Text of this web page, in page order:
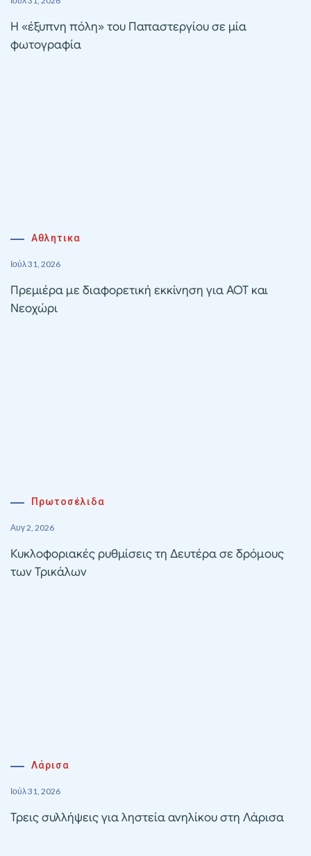
Η «έξυπνη πόλη» του Παπαστεργίου σε μία
φωτογραφία
Αθλητικα
Ιούλ 31, 2026
Πρεμιέρα με διαφορετική εκκίνηση για ΑΟΤ και
Νεοχώρι
Πρωτοσέλιδα
Αυγ 2, 2026
Κυκλοφοριακές ρυθμίσεις τη Δευτέρα σε δρόμους
των Τρικάλων
Λάρισα
Ιούλ 31, 2026
Τρεις συλλήψεις για ληστεία ανηλίκου στη Λάρισα